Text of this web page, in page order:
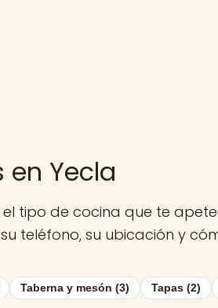
en Yecla
tipo de cocina que te
teléfono, su ubicación y
Taberna y mesón (3) Tapas (2)